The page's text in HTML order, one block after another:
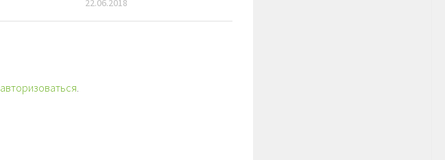
22.06.2018
авторизоваться.